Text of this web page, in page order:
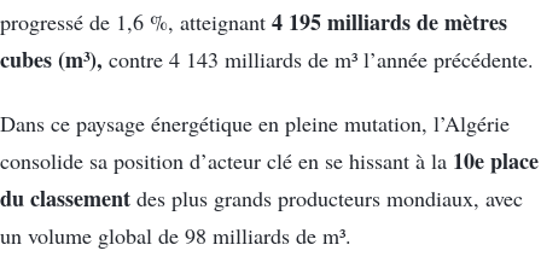
progressé de 1,6 %, atteignant 4 195 milliards de mètres
cubes (m³), contre 4 143 milliards de m³ l’année précédente.
Dans ce paysage énergétique en pleine mutation, l’Algérie
consolide sa position d’acteur clé en se hissant à la 10e place
du classement des plus grands producteurs mondiaux, avec
un volume global de 98 milliards de m³.